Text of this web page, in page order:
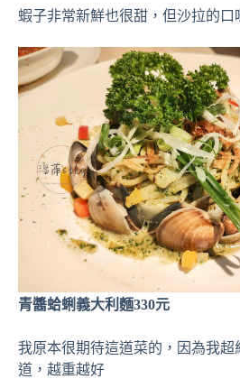
蝦子非常新鮮也很甜，但沙拉的口
青醬蛤蜊義大利麵330元
我原本很期待這道菜的，因為我超
道，越重越好